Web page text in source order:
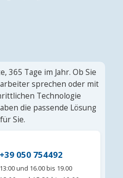
365 Tage im Jahr. Ob Sie
sprechen oder mit
Technologie
die passende Lösung
für Sie.
050 754492
und 16.00 bis 19.00